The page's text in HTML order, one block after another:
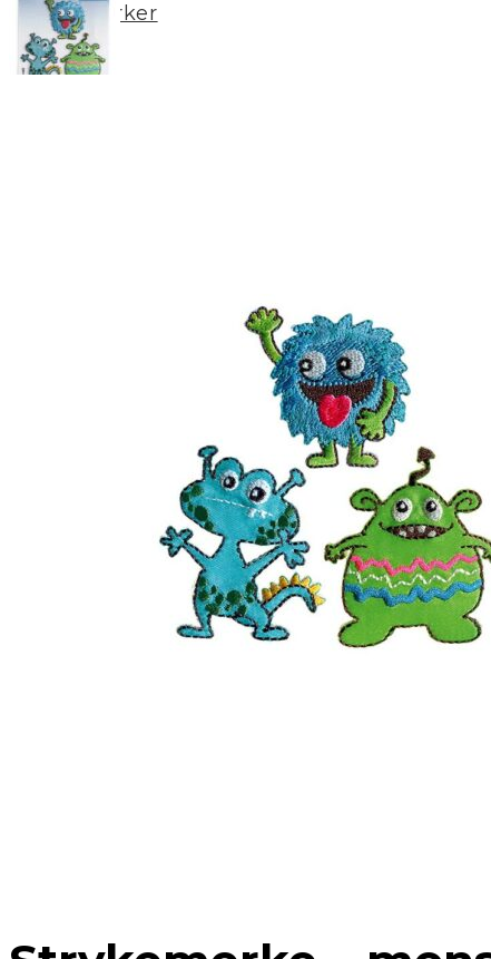
Merker
LOGG INN / REGISTRER
KONTODETALJER